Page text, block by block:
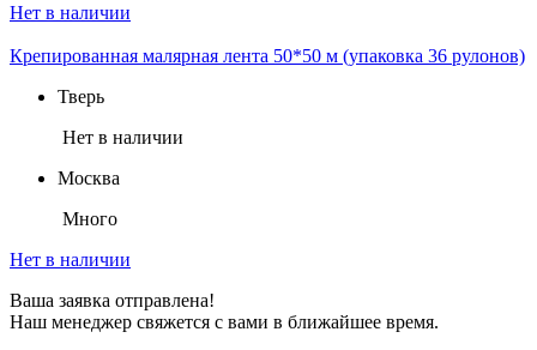
Нет в наличии
Крепированная малярная лента 50*50 м (упаковка 36 рулонов)
Тверь
Нет в наличии
Москва
Много
Нет в наличии
Ваша заявка отправлена!
Наш менеджер свяжется с вами в ближайшее время.